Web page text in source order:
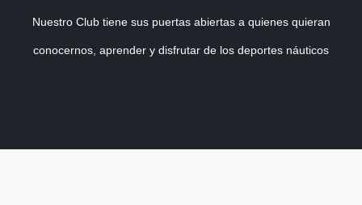
Nuestro Club tiene sus puertas abiertas a quienes quieran
conocernos, aprender y disfrutar de los deportes náuticos